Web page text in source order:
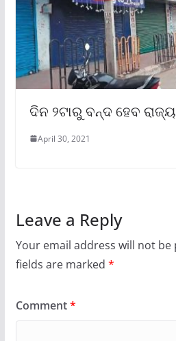
ଦିନ ୨ଟାରୁ ବନ୍ଦ ହେବ
April 30, 2021
Leave a Reply
Your email address will not be
fields are marked *
Comment*